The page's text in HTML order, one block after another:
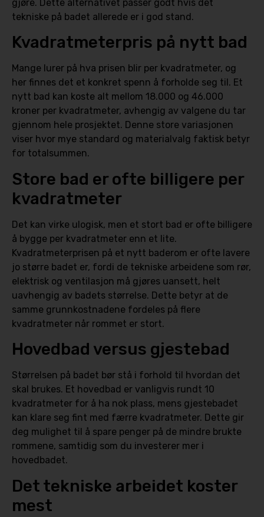
gjøre. Dette alternativet passer godt hvis det
tekniske på badet allerede er i god stand.
Kvadratmeterpris på nytt bad
Mange lurer på hva prisen blir per kvadratmeter, og
her finnes det et konkret spenn å forholde seg til. Et
nytt bad kan koste alt mellom 18.000 og 46.000
kroner per kvadratmeter, avhengig av valgene du tar
gjennom hele prosjektet. Denne store variasjonen
viser hvor mye standard og materialvalg faktisk betyr
for totalsummen.
Store bad er ofte billigere per
kvadratmeter
Det kan virke ulogisk, men et stort bad er ofte billigere
å bygge per kvadratmeter enn et lite.
Kvadratmeterprisen på et nytt baderom er ofte lavere
jo større badet er, fordi de tekniske arbeidene som rør,
elektrisk og ventilasjon må gjøres uansett, helt
uavhengig av badets størrelse. Dette betyr at de
samme grunnkostnadene fordeles på flere
kvadratmeter når rommet er stort.
Hovedbad versus gjestebad
Størrelsen på badet bør stå i forhold til hvordan det
skal brukes. Et hovedbad er vanligvis rundt 10
kvadratmeter for å ha nok plass, mens gjestebadet
kan klare seg fint med færre kvadratmeter. Dette gir
deg mulighet til å spare penger på de mindre brukte
rommene, samtidig som du investerer mer i
hovedbadet.
Det tekniske arbeidet koster
mest